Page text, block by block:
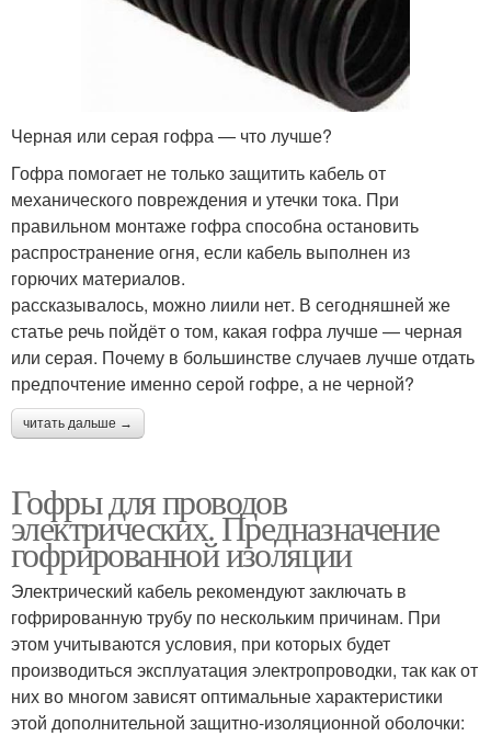
Черная или серая гофра — что лучше?
Гофра помогает не только защитить кабель от
механического повреждения и утечки тока. При
правильном монтаже гофра способна остановить
распространение огня, если кабель выполнен из
горючих материалов.
рассказывалось, можно лиили нет. В сегодняшней же
статье речь пойдёт о том, какая гофра лучше — черная
или серая. Почему в большинстве случаев лучше отдать
предпочтение именно серой гофре, а не черной?
читать дальше →
Гофры для проводов
электрических. Предназначение
гофрированной изоляции
Электрический кабель рекомендуют заключать в
гофрированную трубу по нескольким причинам. При
этом учитываются условия, при которых будет
производиться эксплуатация электропроводки, так как от
них во многом зависят оптимальные характеристики
этой дополнительной защитно-изоляционной оболочки: